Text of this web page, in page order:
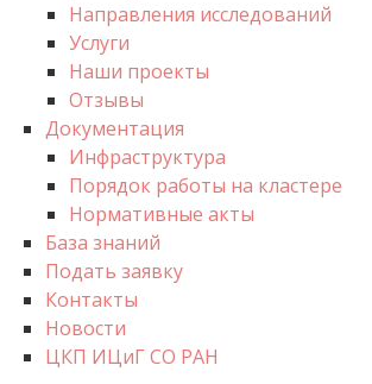
Направления исследований
Услуги
Наши проекты
Отзывы
Документация
Инфраструктура
Порядок работы на кластере
Нормативные акты
База знаний
Подать заявку
Контакты
Новости
ЦКП ИЦиГ СО РАН